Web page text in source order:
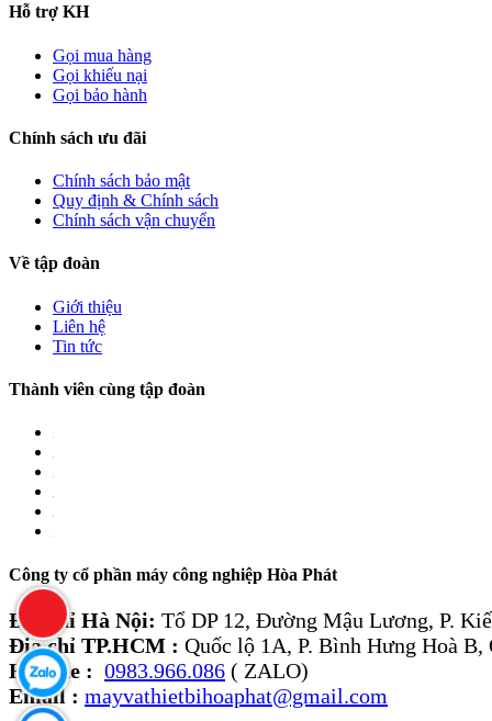
Hỗ trợ KH
Gọi mua hàng
Gọi khiếu nại
Gọi bảo hành
Chính sách ưu đãi
Chính sách bảo mật
Quy định & Chính sách
Chính sách vận chuyển
Về tập đoàn
Giới thiệu
Liên hệ
Tin tức
Thành viên cùng tập đoàn
Công ty cổ phần máy công nghiệp Hòa Phát
Địa chỉ Hà Nội: Tổ DP 12, Đường Mậu Lương, P.
Địa chỉ TP.HCM : Quốc lộ 1A, P. Bình Hưng Hoà
Hotline : 0983.966.086 ( ZALO)
Email : mayvathietbihoaphat@gmail.com